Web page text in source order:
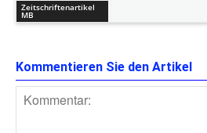
Zeitschriftenartikel
MB
Kommentieren Sie den Artikel